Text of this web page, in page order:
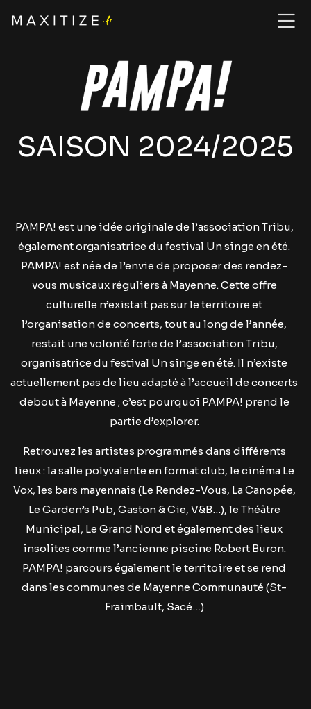
SAISON 2024/2025
PAMPA! est une idée originale de l’association Tribu,
également organisatrice du festival Un singe en été.
PAMPA! est née de l’envie de proposer des rendez-
vous musicaux réguliers à Mayenne. Cette offre
culturelle n’existait pas sur le territoire et
l’organisation de concerts, tout au long de l’année,
restait une volonté forte de l’association Tribu,
organisatrice du festival Un singe en été. Il n’existe
actuellement pas de lieu adapté à l’accueil de concerts
debout à Mayenne ; c’est pourquoi PAMPA! prend le
partie d’explorer.
Retrouvez les artistes programmés dans différents
lieux : la salle polyvalente en format club, le cinéma Le
Vox, les bars mayennais (Le Rendez-Vous, La Canopée,
Le Garden’s Pub, Gaston & Cie, V&B…), le Théâtre
Municipal, Le Grand Nord et également des lieux
insolites comme l’ancienne piscine Robert Buron.
PAMPA! parcours également le territoire et se rend
dans les communes de Mayenne Communauté (St-
Fraimbault, Sacé…)